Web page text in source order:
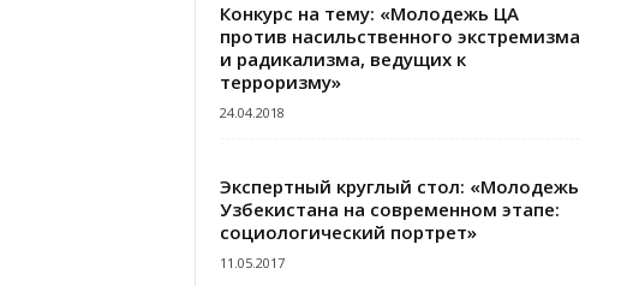
Конкурс на тему: «Молодежь ЦА
против насильственного экстремизма
и радикализма, ведущих к
терроризму»
24.04.2018
Экспертный круглый стол: «Молодежь
Узбекистана на современном этапе:
социологический портрет»
11.05.2017